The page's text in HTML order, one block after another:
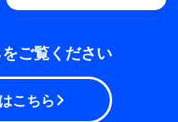
ご覧ください
こちら